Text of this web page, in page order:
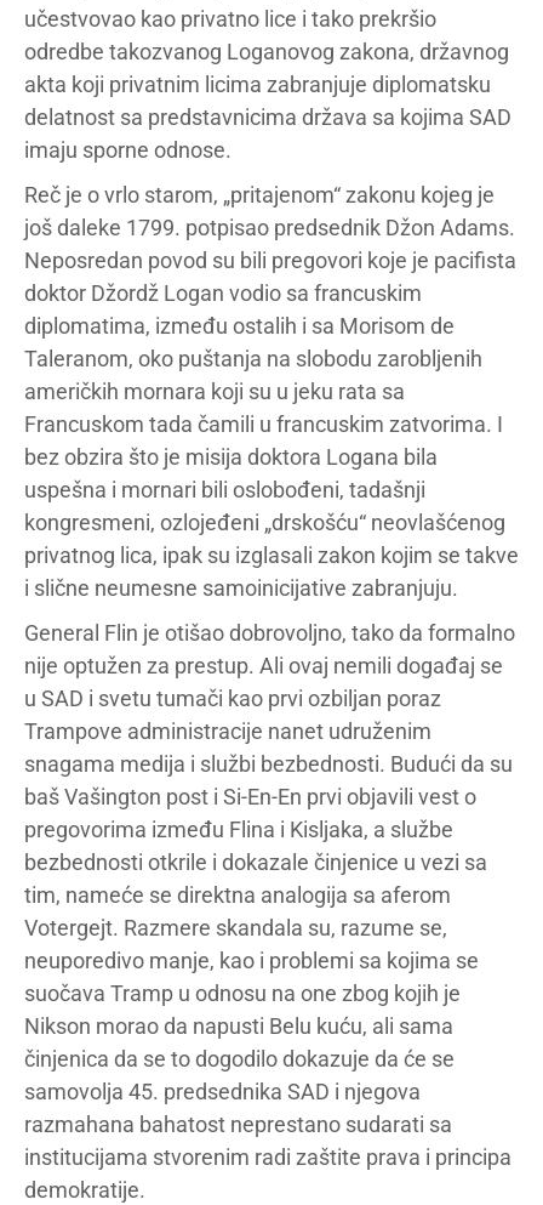
učestvovao kao privatno lice i tako prekršio
odredbe takozvanog Loganovog zakona, državnog
akta koji privatnim licima zabranjuje diplomatsku
delatnost sa predstavnicima država sa kojima SAD
imaju sporne odnose.
Reč je o vrlo starom, „pritajenom“ zakonu kojeg je
još daleke 1799. potpisao predsednik Džon Adams.
Neposredan povod su bili pregovori koje je pacifista
doktor Džordž Logan vodio sa francuskim
diplomatima, između ostalih i sa Morisom de
Taleranom, oko puštanja na slobodu zarobljenih
američkih mornara koji su u jeku rata sa
Francuskom tada čamili u francuskim zatvorima. I
bez obzira što je misija doktora Logana bila
uspešna i mornari bili oslobođeni, tadašnji
kongresmeni, ozlojeđeni „drskošću“ neovlašćenog
privatnog lica, ipak su izglasali zakon kojim se takve
i slične neumesne samoinicijative zabranjuju.
General Flin je otišao dobrovoljno, tako da formalno
nije optužen za prestup. Ali ovaj nemili događaj se
u SAD i svetu tumači kao prvi ozbiljan poraz
Trampove administracije nanet udruženim
snagama medija i službi bezbednosti. Budući da su
baš Vašington post i Si-En-En prvi objavili vest o
pregovorima između Flina i Kisljaka, a službe
bezbednosti otkrile i dokazale činjenice u vezi sa
tim, nameće se direktna analogija sa aferom
Votergejt. Razmere skandala su, razume se,
neuporedivo manje, kao i problemi sa kojima se
suočava Tramp u odnosu na one zbog kojih je
Nikson morao da napusti Belu kuću, ali sama
činjenica da se to dogodilo dokazuje da će se
samovolja 45. predsednika SAD i njegova
razmahana bahatost neprestano sudarati sa
institucijama stvorenim radi zaštite prava i principa
demokratije.